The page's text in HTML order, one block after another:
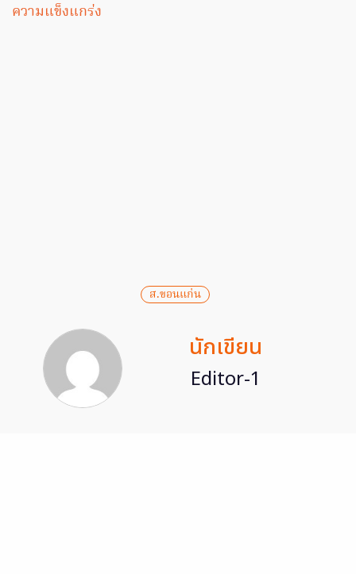
ความแข็งแกร่ง
ส.ขอนแก่น
นักเขียน
Editor-1